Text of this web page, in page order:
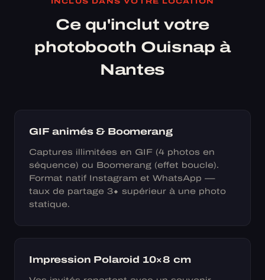
Ce qu'inclut votre
photobooth Ouisnap à
Nantes
GIF animés & Boomerang
Captures illimitées en GIF (4 photos en
séquence) ou Boomerang (effet boucle).
Format natif Instagram et WhatsApp —
taux de partage 3× supérieur à une photo
statique.
Impression Polaroid 10×8 cm